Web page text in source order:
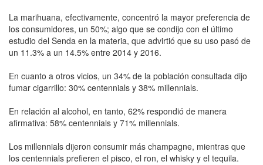
La marihuana, efectivamente, concentró la mayor preferencia de
los consumidores, un 50%; algo que se condijo con el último
estudio del Senda en la materia, que advirtió que su uso pasó de
un 11.3% a un 14.5% entre 2014 y 2016.
En cuanto a otros vicios, un 34% de la población consultada dijo
fumar cigarrillo: 30% centennials y 38% millennials.
En relación al alcohol, en tanto, 62% respondió de manera
afirmativa: 58% centennials y 71% millennials.
Los millennials dijeron consumir más champagne, mientras que
los centennials prefieren el pisco, el ron, el whisky y el tequila.